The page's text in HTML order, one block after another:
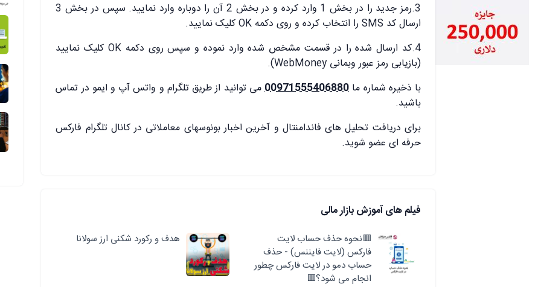
3.رمز جدید را در بخش 1 وارد کرده و در بخش 2 آن را دوباره وارد نمایید. سپس در بخش 3
ارسال کد SMS را انتخاب کرده و روی دکمه OK کلیک نمایید.
4.کد ارسال شده را در قسمت مشخص شده وارد نموده و سپس روی دکمه OK کلیک نمایید
(بازیابی رمز عبور وبمانی WebMoney).
با ذخیره شماره ما 00971555406880می توانید از طریق تلگرام و واتس آپ و ایمو در تماس
باشید.
برای دریافت تحلیل های فاندامنتال و آخرین اخبار بونوسھای معاملاتی در کانال تلگرام فارکس
حرفه ای عضو شوید.
فیلم های آموزش بازار مالی
🟥نحوه حذف حساب لایت
فارکس (لایت فایننس) - حذف
حساب دمو در لایت فارکس چطور
انجام می شود؟🟥
هدف و رکورد شکنی ارز سولانا